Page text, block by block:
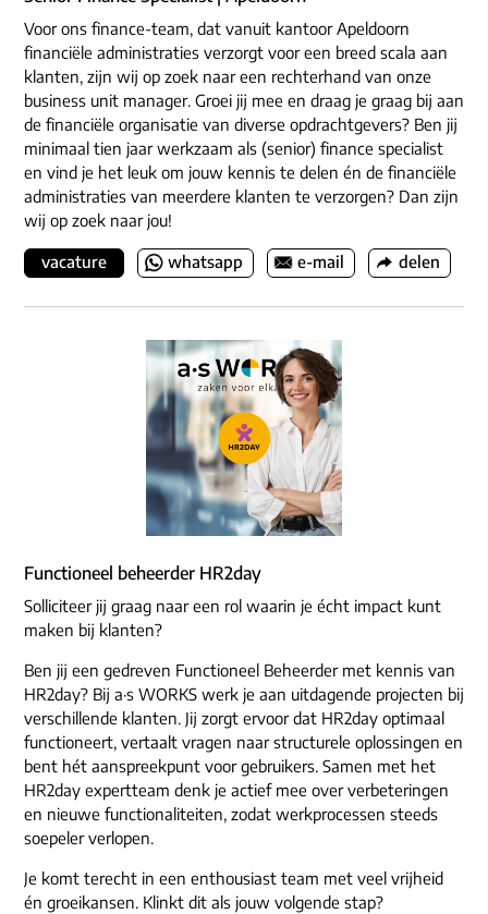
Voor ons finance-team, dat vanuit kantoor Apeldoorn
financiële administraties verzorgt voor een breed scala aan
klanten, zijn wij op zoek naar een rechterhand van onze
business unit manager. Groei jij mee en draag je graag bij aan
de financiële organisatie van diverse opdrachtgevers? Ben jij
minimaal tien jaar werkzaam als (senior) finance specialist
en vind je het leuk om jouw kennis te delen én de financiële
administraties van meerdere klanten te verzorgen? Dan zijn
wij op zoek naar jou!
vacature whatsapp e-mail delen
Functioneel beheerder HR2day
Solliciteer jij graag naar een rol waarin je écht impact kunt
maken bij klanten?
Ben jij een gedreven Functioneel Beheerder met kennis van
HR2day? Bij a·s WORKS werk je aan uitdagende projecten bij
verschillende klanten. Jij zorgt ervoor dat HR2day optimaal
functioneert, vertaalt vragen naar structurele oplossingen en
bent hét aanspreekpunt voor gebruikers. Samen met het
HR2day expertteam denk je actief mee over verbeteringen
en nieuwe functionaliteiten, zodat werkprocessen steeds
soepeler verlopen.
Je komt terecht in een enthousiast team met veel vrijheid
én groeikansen. Klinkt dit als jouw volgende stap?